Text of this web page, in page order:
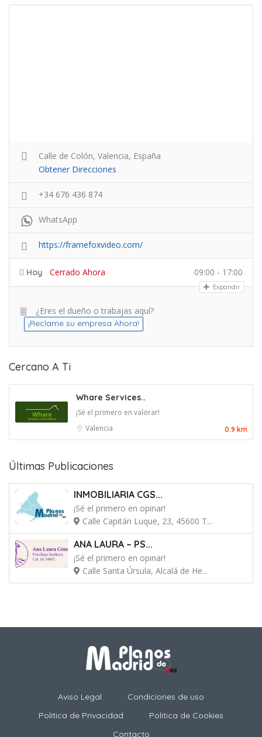
Calle de Colón, Valencia, España
Obtener Direcciones
+34 676 436 874
WhatsApp
https://framefoxvideo.com/
Hoy Cerrado Ahora 09:00 - 17:00
Expandir
¿Eres el dueño o trabajas aquí?
¡Reclame su empresa Ahora!
Cercano A Ti
Whare Services..
¡Sé el primero en valorar!
Valencia
0.9 km
Últimas Publicaciones
INMOBILIARIA CGS...
¡Sé el primero en opinar!
Calle Capitán Luque, 23, 45600 T...
ANA LAURA – PS...
¡Sé el primero en opinar!
Calle Santa Úrsula, Alcalá de He...
Aviso Legal
Condiciones de uso
Política de Privacidad
Politica de Cookies
Contacto